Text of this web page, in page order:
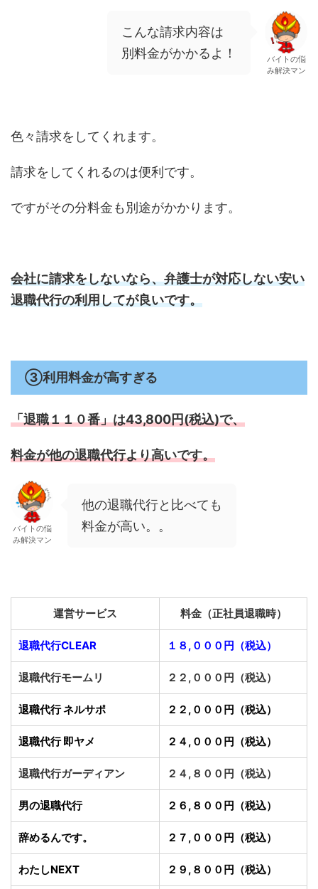
こんな請求内容は
別料金がかかるよ！
バイトの悩
み解決マン
色々請求をしてくれます。
請求をしてくれるのは便利です。
ですがその分料金も別途がかかります。
会社に請求をしないなら、弁護士が対応しない安い
退職代行の利用してが良いです。
③利用料金が高すぎる
「退職１１０番」は43,800円(税込)で、
料金が他の退職代行より高いです。
バイトの悩
み解決マン
他の退職代行と比べても
料金が高い。。
運営サービス 料金（正社員退職時）
退職代行CLEAR １８,０００円（税込）
退職代行モームリ ２２,０００円（税込）
退職代行 ネルサポ ２２,０００円（税込）
退職代行 即ヤメ ２４,０００円（税込）
退職代行ガーディアン ２４,８００円（税込）
男の退職代行 ２６,８００円（税込）
辞めるんです。 ２７,０００円（税込）
わたしNEXT ２９,８００円（税込）